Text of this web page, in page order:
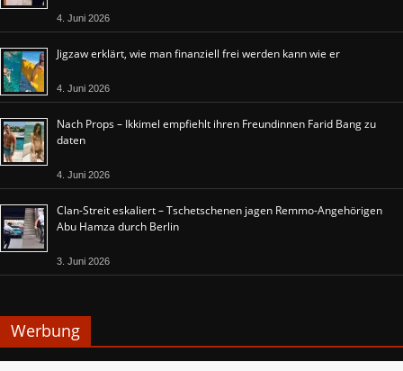
4. Juni 2026
Jigzaw erklärt, wie man finanziell frei werden kann wie er
4. Juni 2026
Nach Props – Ikkimel empfiehlt ihren Freundinnen Farid Bang zu
daten
4. Juni 2026
Clan-Streit eskaliert – Tschetschenen jagen Remmo-Angehörigen
Abu Hamza durch Berlin
3. Juni 2026
Werbung